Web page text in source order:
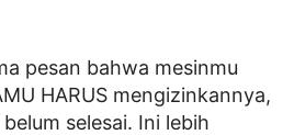
pesan bahwa mesinmu
HARUS mengizinkannya,
selesai. Ini lebih